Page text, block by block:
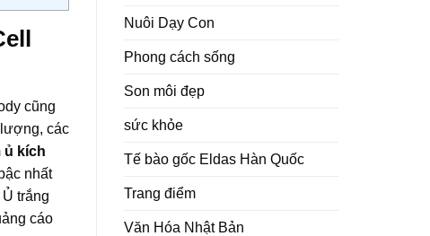
cũng
các
ủ kích
nhất
trắng
cáo
Nuôi Dạy Con
Phong cách sống
Son môi đẹp
sức khỏe
Tế bào gốc Eldas Hàn Quốc
Trang điểm
Văn Hóa Nhật Bản